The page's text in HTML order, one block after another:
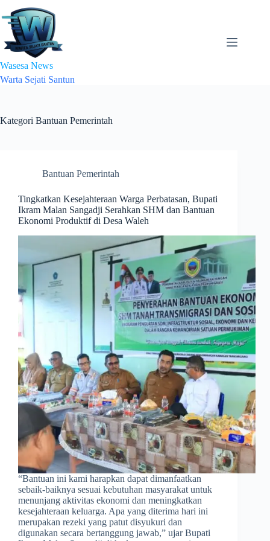
to
content
Wasesa News
Warta Sejati Santun
Kategori Bantuan Pemerintah
Bantuan Pemerintah
Tingkatkan Kesejahteraan Warga Perbatasan, Bupati
Ikram Malan Sangadji Serahkan SHM dan Bantuan
Ekonomi Produktif di Desa Waleh
​“Bantuan ini kami harapkan dapat dimanfaatkan
sebaik-baiknya sesuai kebutuhan masyarakat untuk
menunjang aktivitas ekonomi dan meningkatkan
kesejahteraan keluarga. Apa yang diterima hari ini
merupakan rezeki yang patut disyukuri dan
digunakan secara bertanggung jawab,” ujar Bupati